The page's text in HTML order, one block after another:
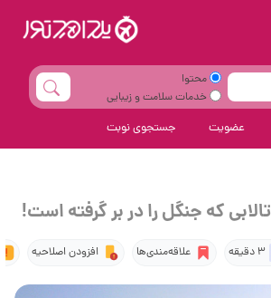
محتوا
خدمات سلامت و زیبایی
عضویت جستجوی نوبت
تالابی که جنگل را در بر گرفته است!
3 دقیقه علاقه‌مندی‌ها افزودن اصلاحیه